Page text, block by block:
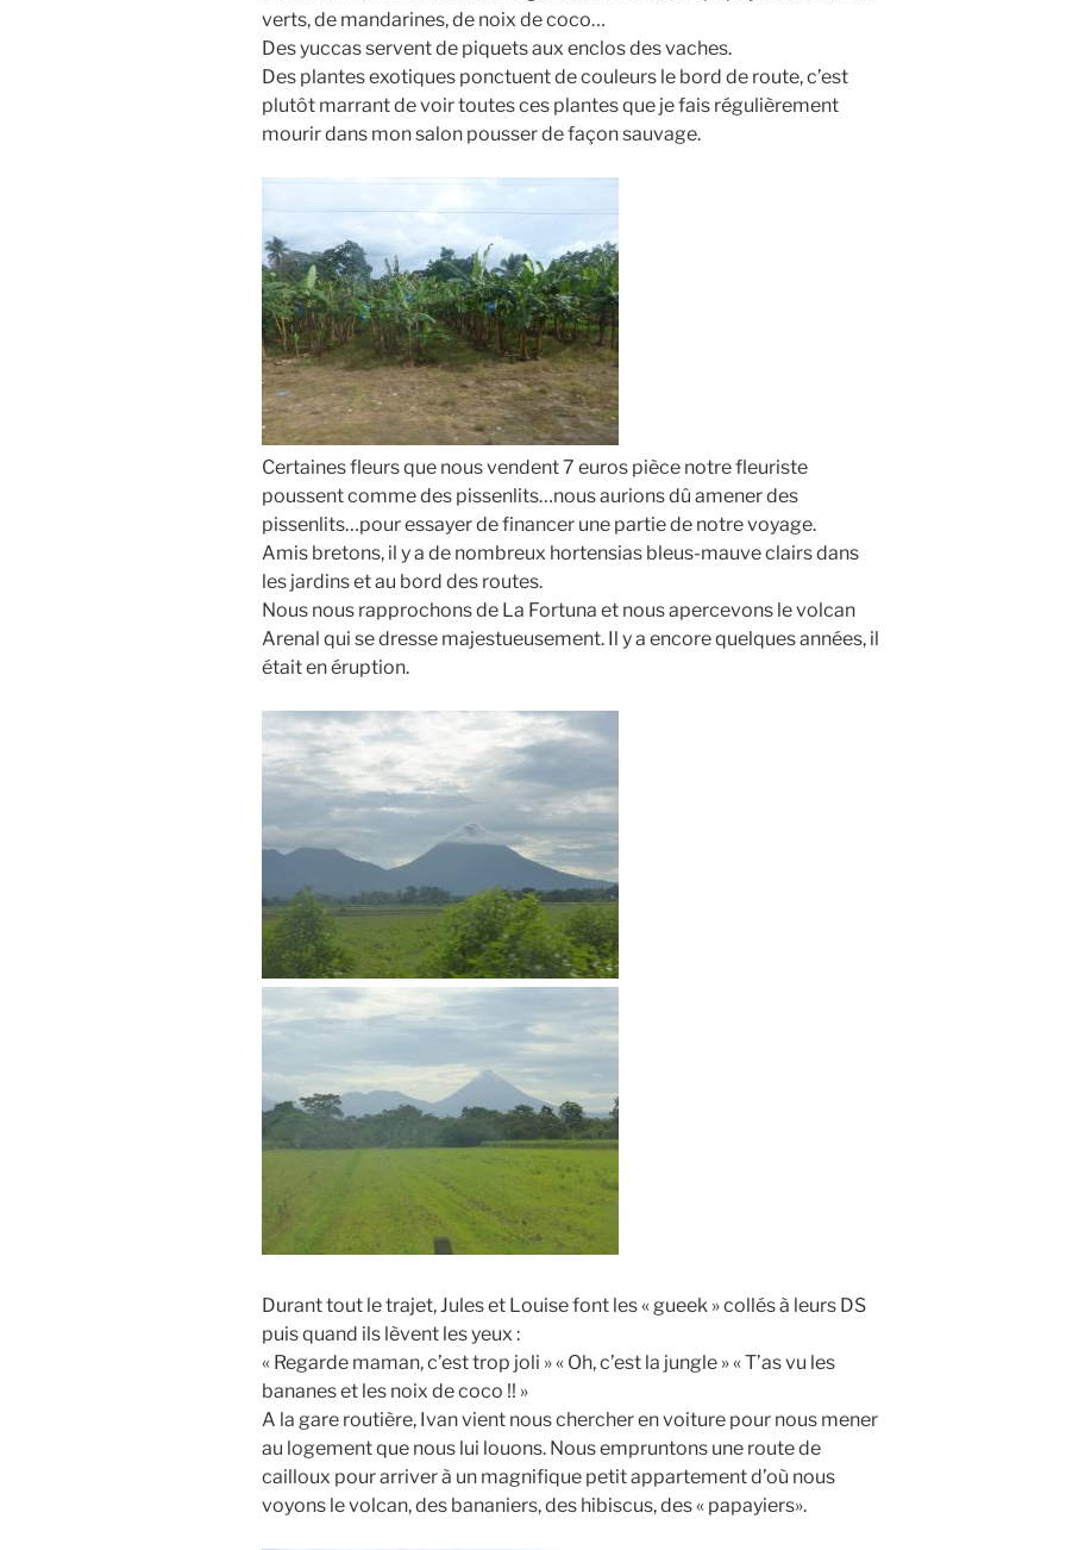
verts, de mandarines, de noix de coco…
Des yuccas servent de piquets aux enclos des vaches.
Des plantes exotiques ponctuent de couleurs le bord de route, c’est
plutôt marrant de voir toutes ces plantes que je fais régulièrement
mourir dans mon salon pousser de façon sauvage.
Certaines fleurs que nous vendent 7 euros pièce notre fleuriste
poussent comme des pissenlits…nous aurions dû amener des
pissenlits…pour essayer de financer une partie de notre voyage.
Amis bretons, il y a de nombreux hortensias bleus-mauve clairs dans
les jardins et au bord des routes.
Nous nous rapprochons de La Fortuna et nous apercevons le volcan
Arenal qui se dresse majestueusement. Il y a encore quelques années, il
était en éruption.
Durant tout le trajet, Jules et Louise font les « gueek » collés à leurs DS
puis quand ils lèvent les yeux :
« Regarde maman, c’est trop joli » « Oh, c’est la jungle » « T’as vu les
bananes et les noix de coco !! »
A la gare routière, Ivan vient nous chercher en voiture pour nous mener
au logement que nous lui louons. Nous empruntons une route de
cailloux pour arriver à un magnifique petit appartement d’où nous
voyons le volcan, des bananiers, des hibiscus, des « papayiers».